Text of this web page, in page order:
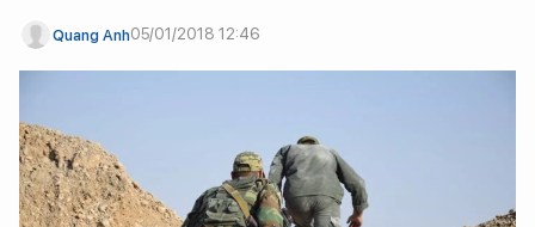
Quang Anh05/01/2018 12:46